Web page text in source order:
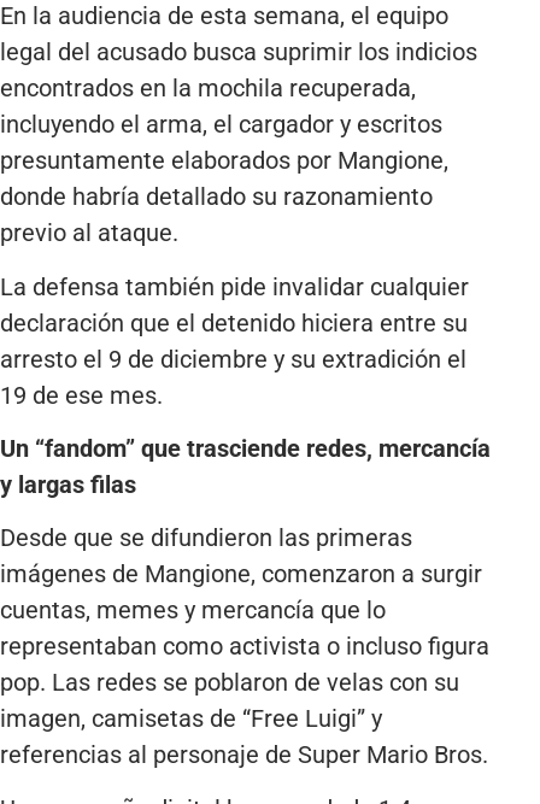
En la audiencia de esta semana, el equipo
legal del acusado busca suprimir los indicios
encontrados en la mochila recuperada,
incluyendo el arma, el cargador y escritos
presuntamente elaborados por Mangione,
donde habría detallado su razonamiento
previo al ataque.
La defensa también pide invalidar cualquier
declaración que el detenido hiciera entre su
arresto el 9 de diciembre y su extradición el
19 de ese mes.
Un “fandom” que trasciende redes, mercancía
y largas filas
Desde que se difundieron las primeras
imágenes de Mangione, comenzaron a surgir
cuentas, memes y mercancía que lo
representaban como activista o incluso figura
pop. Las redes se poblaron de velas con su
imagen, camisetas de “Free Luigi” y
referencias al personaje de Super Mario Bros.